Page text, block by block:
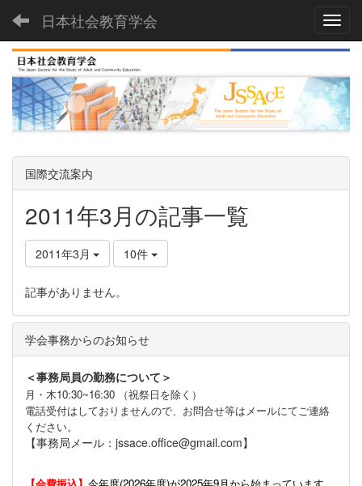
日本社会教育学会
国際交流案内
2011年3月の記事一覧
2011年3月 10件
記事がありません。
学会事務からのお知らせ
＜事務局員の勤務について＞
月・木10:30~16:30 （祝祭日を除く）
電話受付はしておりませんので、お問合せ等はメールにてご連絡
ください。
【事務局メール：jssace.office@gmail.com】